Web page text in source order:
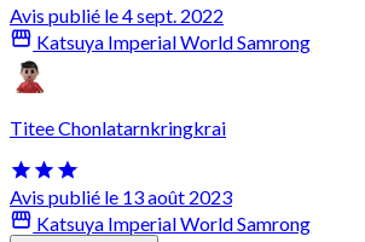
Avis publié le 4 sept. 2022
Katsuya Imperial World Samrong
Titee Chonlatarnkringkrai
Avis publié le 13 août 2023
Katsuya Imperial World Samrong